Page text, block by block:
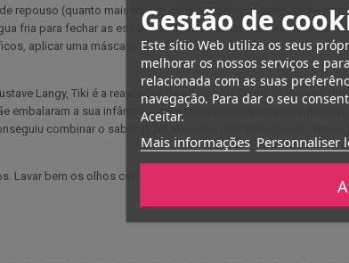
Gestão de
Este sítio Web utiliza os seus
melhorar os nossos serviços e
relacionada com as suas
navegação. Para dar o seu
Aceitar.
Mais informações Personnaliser
repouso (quanto mais tempo esperar, mais profundamente os
fria para fechar as escamas da fibra capilar e dar ainda mais
aplicar uma máscara Tiki Monoi antes do champô e deixar
Langy, Tiki é a realização de um sonho: poder oferecer o
embalaram a sua infância e eram precisamente estas
combinar o saber-fazer ancestral com técnicas
Lavar bem os olhos com água limpa se os olhos tiverem estado